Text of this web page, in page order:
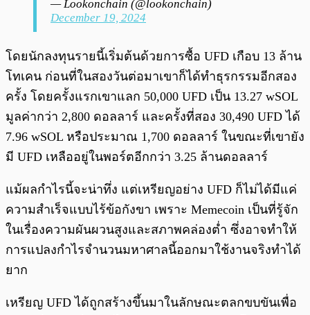
— Lookonchain (@lookonchain)
December 19, 2024
โดยนักลงทุนรายนี้เริ่มต้นด้วยการซื้อ UFD เกือบ 13 ล้าน
โทเคน ก่อนที่ในสองวันต่อมาเขาก็ได้ทำธุรกรรมอีกสอง
ครั้ง โดยครั้งแรกเขาแลก 50,000 UFD เป็น 13.27 wSOL
มูลค่ากว่า 2,800 ดอลลาร์ และครั้งที่สอง 30,490 UFD ได้
7.96 wSOL หรือประมาณ 1,700 ดอลลาร์ ในขณะที่เขายัง
มี UFD เหลืออยู่ในพอร์ตอีกกว่า 3.25 ล้านดอลลาร์
แม้ผลกำไรนี้จะน่าทึ่ง แต่เหรียญอย่าง UFD ก็ไม่ได้มีแค่
ความสำเร็จแบบไร้ข้อกังขา เพราะ Memecoin เป็นที่รู้จัก
ในเรื่องความผันผวนสูงและสภาพคล่องต่ำ ซึ่งอาจทำให้
การแปลงกำไรจำนวนมหาศาลนี้ออกมาใช้งานจริงทำได้
ยาก
เหรียญ UFD ได้ถูกสร้างขึ้นมาในลักษณะตลกขบขันเพื่อ